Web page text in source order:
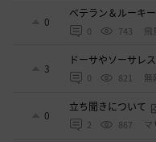
0
ベテラン＆ルーキ
0 743 飛
3
ドーサやソーサレ
0 821 無
0
立ち聞きについて
2 867 マ